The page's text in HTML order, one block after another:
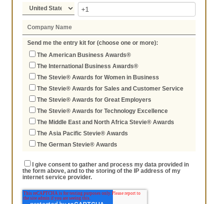
Send me the entry kit for (choose one or more):
The American Business Awards®
The International Business Awards®
The Stevie® Awards for Women in Business
The Stevie® Awards for Sales and Customer Service
The Stevie® Awards for Great Employers
The Stevie® Awards for Technology Excellence
The Middle East and North Africa Stevie® Awards
The Asia Pacific Stevie® Awards
The German Stevie® Awards
I give consent to gather and process my data provided in
the form above, and to the storing of the IP address of my
internet service provider.